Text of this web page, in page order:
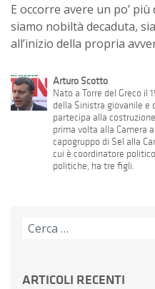
E occorre avere un po’
siamo nobiltà decaduta,
all’inizio della propria
Arturo Scotto
Nato a Torre del Greco il
della Sinistra giovanile e
partecipa alla
prima volta alla Camera
capogruppo di Sel alla
cui è coordinatore
politiche, ha tre figli.
Ricerca
ARTICOLI RECENTI